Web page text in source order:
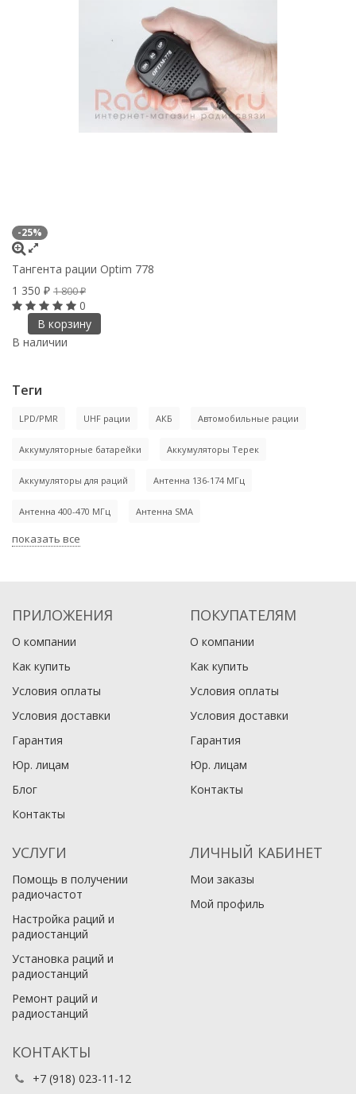
-25%
Тангента рации Optim 778
1 350 ₽ 1 800₽
0
В корзину
В наличии
Теги
LPD/PMR UHF рации АКБ Автомобильные рации
Аккумуляторные батарейки Аккумуляторы Терек
Аккумуляторы для раций Антенна 136-174 МГц
Антенна 400-470 МГц Антенна SMA
показать все
ПРИЛОЖЕНИЯ
О компании
Как купить
Условия оплаты
Условия доставки
Гарантия
Юр. лицам​
Блог
Контакты
ПОКУПАТЕЛЯМ
О компании
Как купить
Условия оплаты
Условия доставки
Гарантия
Юр. лицам​
Контакты
УСЛУГИ
Помощь в получении
радиочастот
Настройка раций и
радиостанций
Установка раций и
радиостанций
Ремонт раций и
радиостанций
ЛИЧНЫЙ КАБИНЕТ
Мои заказы
Мой профиль
КОНТАКТЫ
+7 (918) 023-11-12